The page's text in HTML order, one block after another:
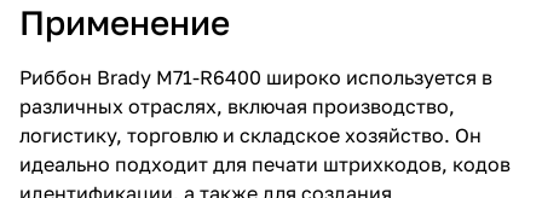
Применение
Риббон Brady M71-R6400 широко используется в
различных отраслях, включая производство,
логистику, торговлю и складское хозяйство. Он
идеально подходит для печати штрихкодов, кодов
идентификации, а также для создания